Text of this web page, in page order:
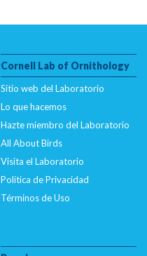
Cornell Lab of Ornithology
Sitio web del Laboratorio
Lo que hacemos
Hazte miembro del Laboratorio
All About Birds
Visita el Laboratorio
Política de Privacidad
Términos de Uso